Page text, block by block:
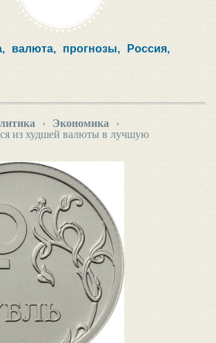
валюта, прогнозы, Россия,
› Экономика
›
из худшей валюты в лучшую